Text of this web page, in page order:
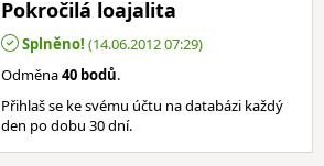
Pokročilá loajalita
Splněno! (14.06.2012 07:29)
Odměna40 bodů.
Přihlaš se ke svému účtu na databázi každý
den po dobu 30 dní.